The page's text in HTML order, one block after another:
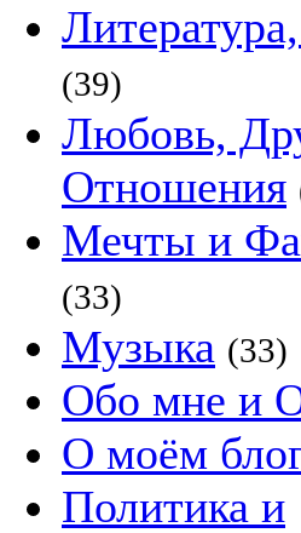
(39)
Любовь,
Отношения
Мечты и
(33)
Музыка (33)
Обо мне и
О моём
Политика и